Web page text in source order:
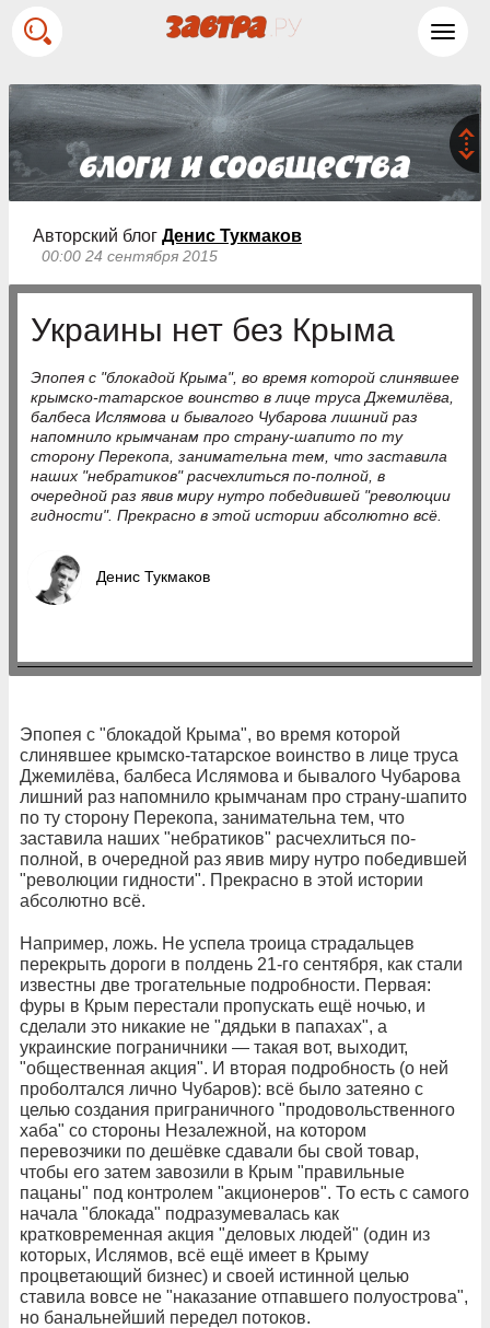
Авторский блог Денис Тукмаков
00:00 24 сентября 2015
Украины нет без Крыма
Эпопея с "блокадой Крыма", во время которой слинявшее
крымско-татарское воинство в лице труса Джемилёва,
балбеса Ислямова и бывалого Чубарова лишний раз
напомнило крымчанам про страну-шапито по ту
сторону Перекопа, занимательна тем, что заставила
наших "небратиков" расчехлиться по-полной, в
очередной раз явив миру нутро победившей "революции
гидности". Прекрасно в этой истории абсолютно всё.
Денис Тукмаков
Эпопея с "блокадой Крыма", во время которой
слинявшее крымско-татарское воинство в лице труса
Джемилёва, балбеса Ислямова и бывалого Чубарова
лишний раз напомнило крымчанам про страну-шапито
по ту сторону Перекопа, занимательна тем, что
заставила наших "небратиков" расчехлиться по-
полной, в очередной раз явив миру нутро победившей
"революции гидности". Прекрасно в этой истории
абсолютно всё.
Например, ложь. Не успела троица страдальцев
перекрыть дороги в полдень 21-го сентября, как стали
известны две трогательные подробности. Первая:
фуры в Крым перестали пропускать ещё ночью, и
сделали это никакие не "дядьки в папахах", а
украинские пограничники — такая вот, выходит,
"общественная акция". И вторая подробность (о ней
проболтался лично Чубаров): всё было затеяно с
целью создания приграничного "продовольственного
хаба" со стороны Незалежной, на котором
перевозчики по дешёвке сдавали бы свой товар,
чтобы его затем завозили в Крым "правильные
пацаны" под контролем "акционеров". То есть с самого
начала "блокада" подразумевалась как
кратковременная акция "деловых людей" (один из
которых, Ислямов, всё ещё имеет в Крыму
процветающий бизнес) и своей истинной целью
ставила вовсе не "наказание отпавшего полуострова",
но банальнейший передел потоков.